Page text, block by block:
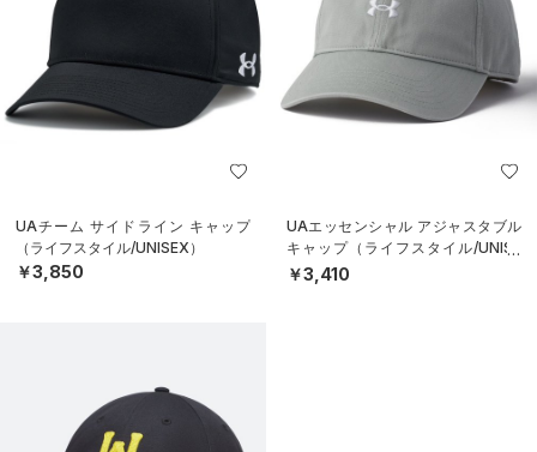
UAチーム サイドライン キャップ
（ライフスタイル/UNISEX）
￥3,850
UAエッセンシャル アジャスタブル
キャップ（ライフスタイル/UNISE
X）
￥3,410